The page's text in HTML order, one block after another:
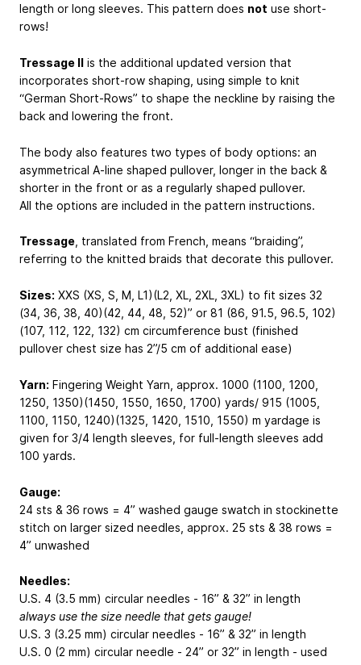
length or long sleeves. This pattern does not use short-
rows!
Tressage II is the additional updated version that
incorporates short-row shaping, using simple to knit
“German Short-Rows” to shape the neckline by raising the
back and lowering the front.
The body also features two types of body options: an
asymmetrical A-line shaped pullover, longer in the back &
shorter in the front or as a regularly shaped pullover.
All the options are included in the pattern instructions.
Tressage , translated from French, means “braiding”,
referring to the knitted braids that decorate this pullover.
Sizes: XXS (XS, S, M, L1)(L2, XL, 2XL, 3XL) to fit sizes 32
(34, 36, 38, 40)(42, 44, 48, 52)” or 81 (86, 91.5, 96.5, 102)
(107, 112, 122, 132) cm circumference bust (finished
pullover chest size has 2”/5 cm of additional ease)
Yarn: Fingering Weight Yarn, approx. 1000 (1100, 1200,
1250, 1350)(1450, 1550, 1650, 1700) yards/ 915 (1005,
1100, 1150, 1240)(1325, 1420, 1510, 1550) m yardage is
given for 3/4 length sleeves, for full-length sleeves add
100 yards.
Gauge:
24 sts & 36 rows = 4” washed gauge swatch in stockinette
stitch on larger sized needles, approx. 25 sts & 38 rows =
4” unwashed
Needles:
U.S. 4 (3.5 mm) circular needles - 16” & 32” in length
always use the size needle that gets gauge!
U.S. 3 (3.25 mm) circular needles - 16” & 32” in length
U.S. 0 (2 mm) circular needle - 24” or 32” in length - used